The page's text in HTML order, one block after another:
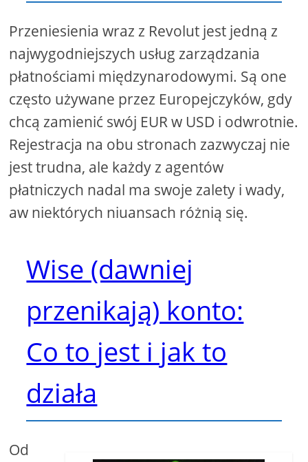
Przeniesienia wraz z Revolut jest jedną z
najwygodniejszych usług zarządzania
płatnościami międzynarodowymi. Są one
często używane przez Europejczyków, gdy
chcą zamienić swój EUR w USD i odwrotnie.
Rejestracja na obu stronach zazwyczaj nie
jest trudna, ale każdy z agentów
płatniczych nadal ma swoje zalety i wady,
aw niektórych niuansach różnią się.
Wise (dawniej
przenikają) konto:
Co to jest i jak to
działa
Od